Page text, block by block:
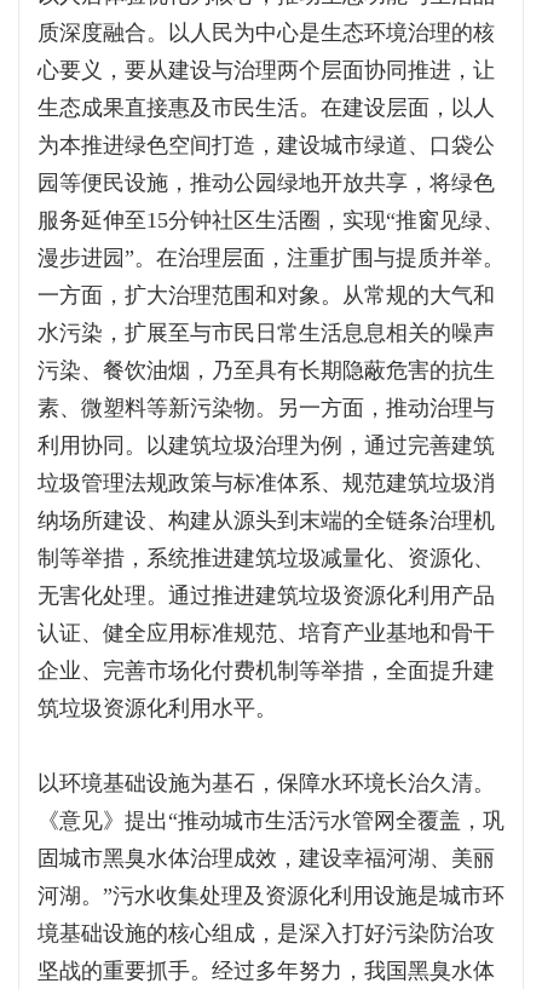
质深度融合。以人民为中心是生态环境治理的核
心要义，要从建设与治理两个层面协同推进，让
生态成果直接惠及市民生活。在建设层面，以人
为本推进绿色空间打造，建设城市绿道、口袋公
园等便民设施，推动公园绿地开放共享，将绿色
服务延伸至15分钟社区生活圈，实现“推窗见绿、
漫步进园”。在治理层面，注重扩围与提质并举。
一方面，扩大治理范围和对象。从常规的大气和
水污染，扩展至与市民日常生活息息相关的噪声
污染、餐饮油烟，乃至具有长期隐蔽危害的抗生
素、微塑料等新污染物。另一方面，推动治理与
利用协同。以建筑垃圾治理为例，通过完善建筑
垃圾管理法规政策与标准体系、规范建筑垃圾消
纳场所建设、构建从源头到末端的全链条治理机
制等举措，系统推进建筑垃圾减量化、资源化、
无害化处理。通过推进建筑垃圾资源化利用产品
认证、健全应用标准规范、培育产业基地和骨干
企业、完善市场化付费机制等举措，全面提升建
筑垃圾资源化利用水平。
以环境基础设施为基石，保障水环境长治久清。
《意见》提出“推动城市生活污水管网全覆盖，巩
固城市黑臭水体治理成效，建设幸福河湖、美丽
河湖。”污水收集处理及资源化利用设施是城市环
境基础设施的核心组成，是深入打好污染防治攻
坚战的重要抓手。经过多年努力，我国黑臭水体